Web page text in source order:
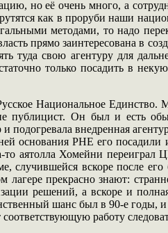
но её очень много, а
как в проруби наши
методами, то надо
прямо заинтересована в
туда свою агентуру для
только посадить в
Национальное
публицист. Он был и есть
подогревала внедренная
основания РНЕ его посадили
аятолла Хомейни
случившейся вскоре после
лагере прекрасно знают:
решений, а вскоре и
шанс был в 90-е годы,
работу